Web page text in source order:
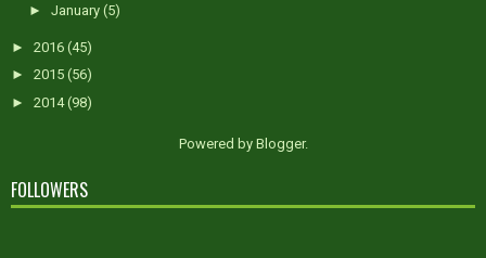
► January (5)
► 2016 (45)
► 2015 (56)
► 2014(98)
Powered by Blogger.
FOLLOWERS